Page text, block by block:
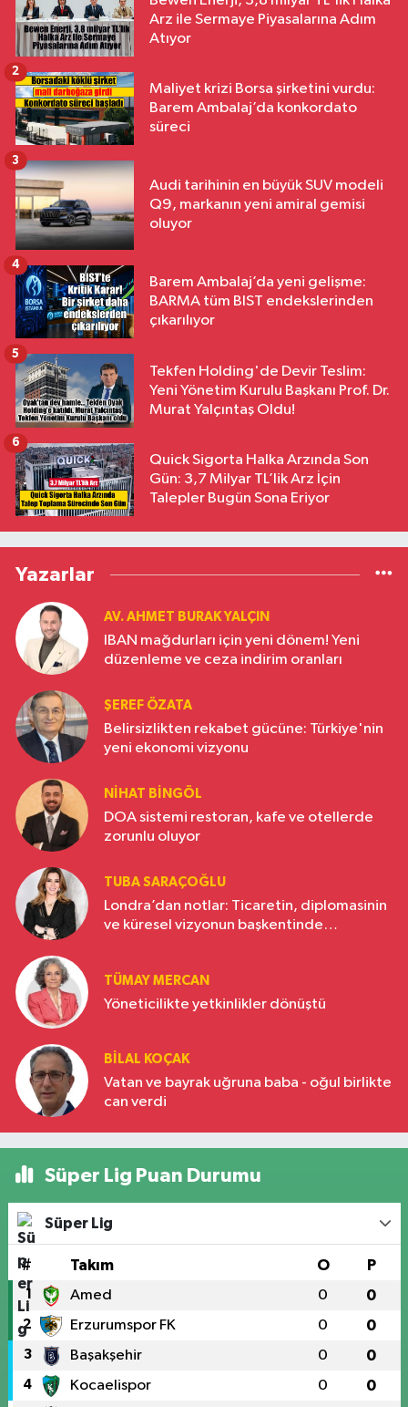
Arz ile Sermaye Piyasalarına Adım
Atıyor
Maliyet krizi Borsa şirketini vurdu:
Barem Ambalaj’da konkordato
süreci
2
Audi tarihinin en büyük SUV modeli
Q9, markanın yeni amiral gemisi
oluyor
3
Barem Ambalaj’da yeni gelişme:
BARMA tüm BIST endekslerinden
çıkarılıyor
4
Tekfen Holding'de Devir Teslim:
Yeni Yönetim Kurulu Başkanı Prof. Dr.
Murat Yalçıntaş Oldu!
5
Quick Sigorta Halka Arzında Son
Gün: 3,7 Milyar TL’lik Arz İçin
Talepler Bugün Sona Eriyor
6
Yazarlar
AV. AHMET BURAK YALÇIN
IBAN mağdurları için yeni dönem! Yeni
düzenleme ve ceza indirim oranları
ŞEREF ÖZATA
Belirsizlikten rekabet gücüne: Türkiye'nin
yeni ekonomi vizyonu
NIHAT BINGÖL
DOA sistemi restoran, kafe ve otellerde
zorunlu oluyor
TUBA SARAÇOĞLU
Londra’dan notlar: Ticaretin, diplomasinin
ve küresel vizyonun başkentinde
TÜMAY MERCAN
Yöneticilikte yetkinlikler dönüştü
BILAL KOÇAK
Vatan ve bayrak uğruna baba - oğul birlikte
can verdi
Süper Lig Puan Durumu
Süper Lig
# Takım O P
1 Amed 0 0
2 Erzurumspor FK 0 0
3 Başakşehir 0 0
4 Kocaelispor 0 0